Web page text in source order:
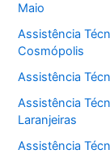
Maio
Assistência
Cosmópolis
Assistência
Assistência
Laranjeiras
Assistência